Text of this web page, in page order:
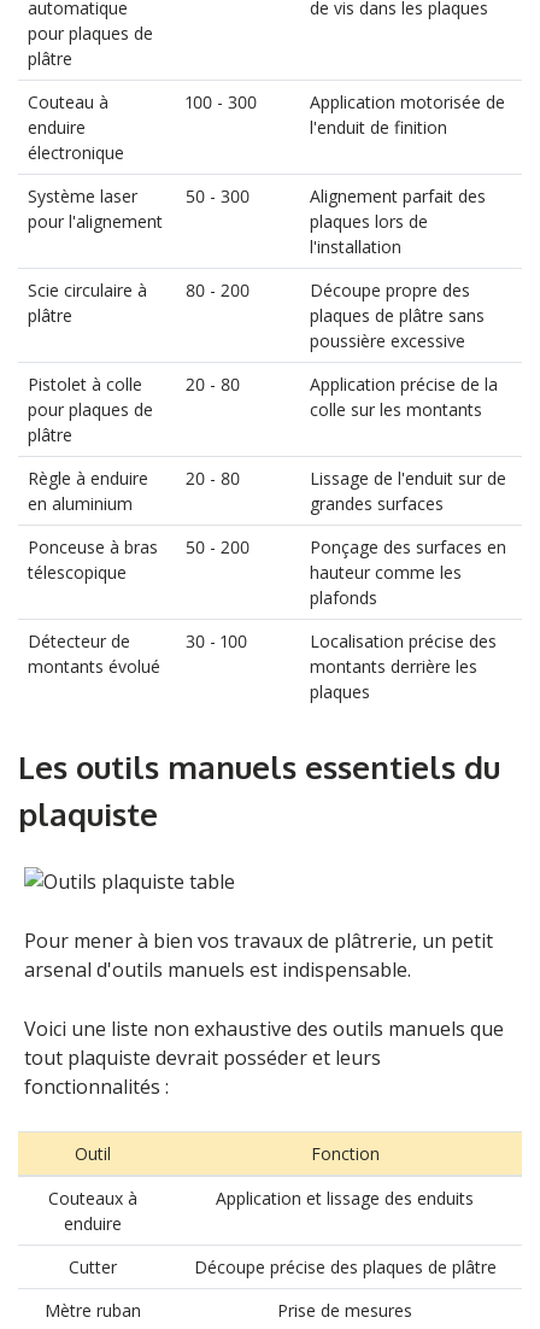
automatique
pour plaques de
plâtre
de vis dans les plaques
Couteau à
enduire
électronique
100 - 300
Application motorisée de
l'enduit de finition
Système laser
pour l'alignement
50 - 300
Alignement parfait des
plaques lors de
l'installation
Scie circulaire à
plâtre
80 - 200
Découpe propre des
plaques de plâtre sans
poussière excessive
Pistolet à colle
pour plaques de
plâtre
20 - 80
Application précise de la
colle sur les montants
Règle à enduire
en aluminium
20 - 80
Lissage de l'enduit sur de
grandes surfaces
Ponceuse à bras
télescopique
50 - 200
Ponçage des surfaces en
hauteur comme les
plafonds
Détecteur de
montants évolué
30 - 100
Localisation précise des
montants derrière les
plaques
Les outils manuels essentiels du
plaquiste
Pour mener à bien vos travaux de plâtrerie, un petit
arsenal d'outils manuels est indispensable.
Voici une liste non exhaustive des outils manuels que
tout plaquiste devrait posséder et leurs
fonctionnalités :
Outil
Fonction
Couteaux à
enduire
Application et lissage des enduits
Cutter
Découpe précise des plaques de plâtre
Mètre ruban
Prise de mesures